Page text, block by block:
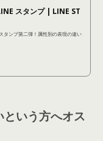
スタンプ | LINE ST
タンプ第二弾！属性別の表現の違い
いう方へオス